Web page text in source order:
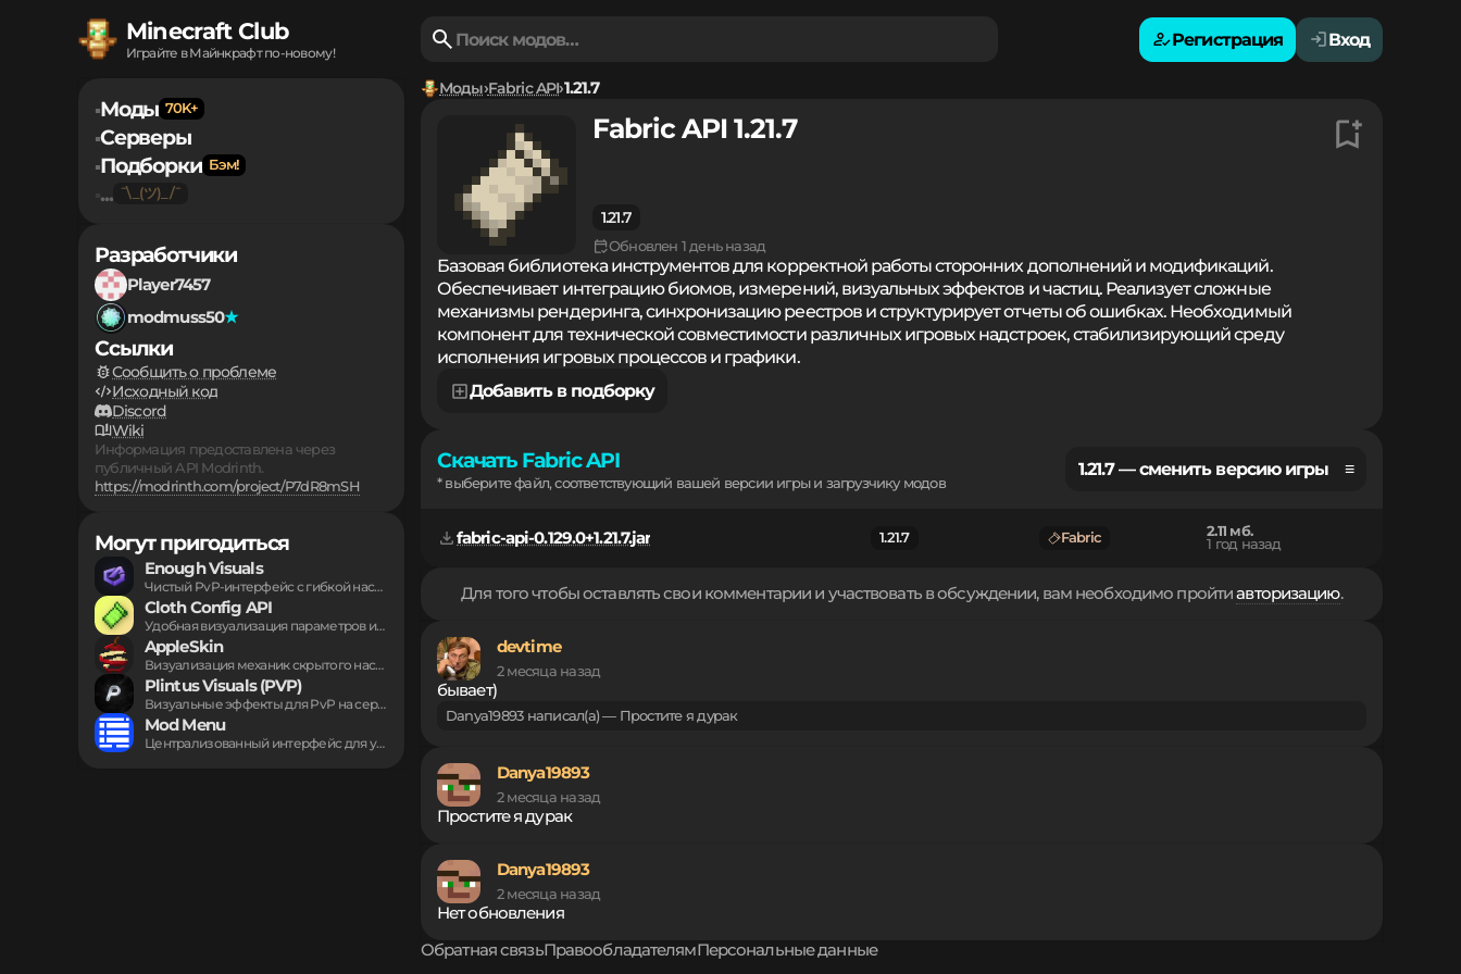
Minecraft Club
Играйте в Майнкрафт по-новому!
Регистрация Вход
▪Моды
▪Серверы
▪Подборки
...
Разработчики
Player7457
modmuss50
Ссылки
Сообщить о проблеме
Исходный код
Discord
Wiki
Информация предоставлена через
публичный API Modrinth.
https://modrinth.com/project/P7dR8mSH
Могут пригодиться
Enough Visuals
Чистый PvP-интерфейс с гибкой настройкой HUD, таймерами...
Cloth Config API
Удобная визуализация параметров игровых дополнений прямо внутри...
AppleSkin
Визуализация механик скрытого насыщения и уровня истощения...
Plintus Visuals (PVP)
Визуальные эффекты для PvP на серверах стали...
Mod Menu
Централизованный интерфейс для управления установленными дополнениями игры....
Моды Fabric API 1.21.7
Fabric API 1.21.7
1.21.7
Обновлен 1 день назад
Базовая библиотека инструментов для корректной работы сторонних дополнений и модификаций.
Обеспечивает интеграцию биомов, измерений, визуальных эффектов и частиц. Реализует сложные
механизмы рендеринга, синхронизацию реестров и структурирует отчеты об ошибках. Необходимый
компонент для технической совместимости различных игровых надстроек, стабилизирующий среду
исполнения игровых процессов и графики.
Добавить в подборку
Скачать Fabric API
* выберите файл, соответствующий вашей версии игры и загрузчику модов
1.21.7 — сменить версию игры ≡
fabric-api-0.129.0+1.21.7.jar 1.21.7 Fabric
2.11 мб.
1 год назад
Для того чтобы оставлять свои комментарии и участвовать в обсуждении, вам необходимо пройтиавторизацию.
devtime
2 месяца назад
бывает)
Danya19893 написал(а) — Простите я дурак
Danya19893
2 месяца назад
Простите я дурак
Danya19893
2 месяца назад
Нет обновления
Обратная связьПравообладателямПерсональные данные